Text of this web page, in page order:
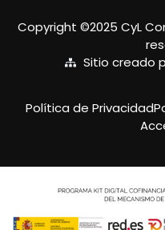
Copyright ©2025 CyL
Sitio creado
Política de Privacidad